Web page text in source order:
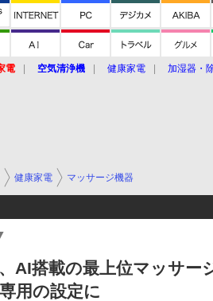
電 空気清浄機 健康家電 加湿器・
健康家電 マッサージ機器
AI搭載の最上位マッサー
用の設定に